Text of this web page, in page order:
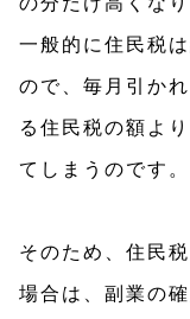
一般的に住民税
ので、毎月引か
る住民税の額よ
てしまうのです。
そのため、住民
場合は、副業の